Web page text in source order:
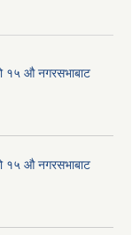
१५ ‍‍‍औ नगरसभाबाट
१५ ‍‍‍औ नगरसभाबाट